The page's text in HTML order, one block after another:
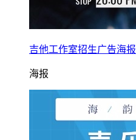
吉他工作室招生广告海报
海报